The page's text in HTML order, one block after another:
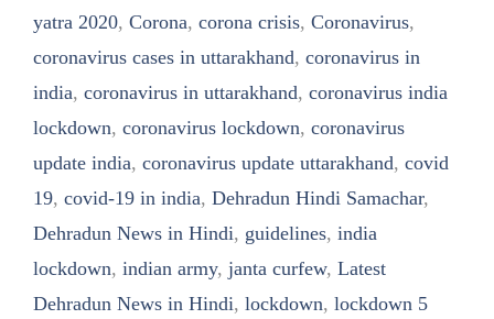
yatra 2020, Corona, corona crisis, Coronavirus,
coronavirus cases in uttarakhand, coronavirus in
india, coronavirus in uttarakhand, coronavirus india
lockdown, coronavirus lockdown, coronavirus
update india, coronavirus update uttarakhand, covid
19, covid-19 in india, Dehradun Hindi Samachar,
Dehradun News in Hindi, guidelines, india
lockdown, indian army, janta curfew, Latest
Dehradun News in Hindi, lockdown, lockdown 5